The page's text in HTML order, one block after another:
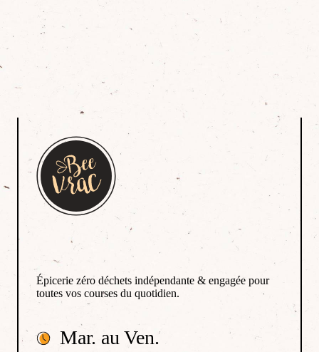
Épicerie zéro déchets indépendante & engagée pour
toutes vos courses du quotidien.
Mar. au Ven.